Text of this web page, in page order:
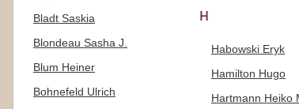
Bladt Saskia
Blondeau Sasha J.
Blum Heiner
Bohnefeld Ulrich
H
Habowski Eryk
Hamilton Hugo
Hartmann Heiko